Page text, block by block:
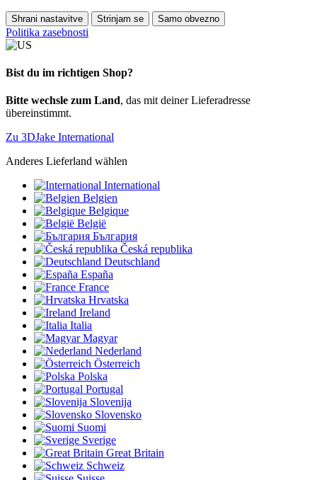
Shrani nastavitve Strinjam se Samo obvezno
Politika zasebnosti
Bist du im richtigen Shop?
Bitte wechsle zum Land, das mit deiner Lieferadresse
übereinstimmt.
Zu 3DJake International
Anderes Lieferland wählen
International
Belgien
Belgique
België
България
Česká republika
Deutschland
España
France
Hrvatska
Ireland
Italia
Magyar
Nederland
Österreich
Polska
Portugal
Slovenija
Slovensko
Suomi
Sverige
Great Britain
Schweiz